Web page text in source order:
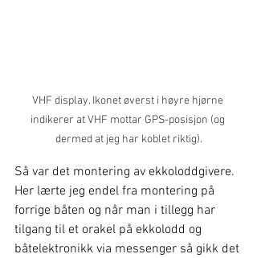
VHF display. Ikonet øverst i høyre hjørne
indikerer at VHF mottar GPS-posisjon (og
dermed at jeg har koblet riktig).
Så var det montering av ekkoloddgivere.
Her lærte jeg endel fra montering på
forrige båten og når man i tillegg har
tilgang til et orakel på ekkolodd og
båtelektronikk via messenger så gikk det